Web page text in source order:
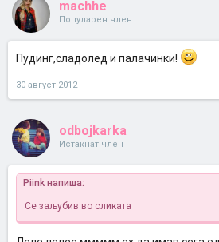
machhe
Популарен член
Пудинг,сладолед и палачинки!
30 август 2012
odbojkarka
Истакнат член
Piink напиша:
Се заљубив во сликата